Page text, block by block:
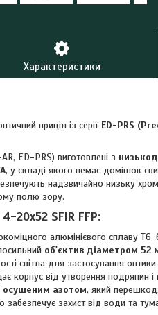
Характеристики
приціл із серії ED-PRS
ED-PRS) виготовлені з
, у складі якого немає домішок
надзвичайно низьку
полю зору.
20x52 SFIR FFP:
алюмінієвого сплаву
об'єктив діаметром 52
світла для застосування оптики
корпус від утворення подряпин і
осушеним азотом, який
забезпечує захист від води та